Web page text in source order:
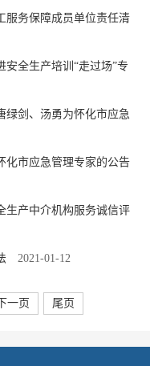
服务保障成员单位责任清
全生产培训“走过场”专
绿剑、汤勇为怀化市应急
化市应急管理专家的公告
生产中介机构服务诚信评
2021-01-12
下一页 尾页